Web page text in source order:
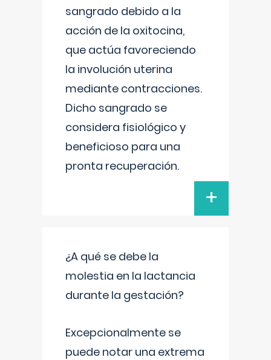
sangrado debido a la
acción de la oxitocina,
que actúa favoreciendo
la involución uterina
mediante contracciones.
Dicho sangrado se
considera fisiológico y
beneficioso para una
pronta recuperación.
+
¿A qué se debe la
molestia en la lactancia
durante la gestación?
Excepcionalmente se
puede notar una extrema